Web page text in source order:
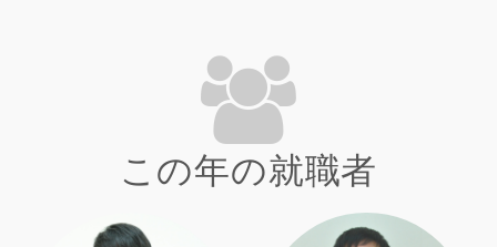
この年の就職者